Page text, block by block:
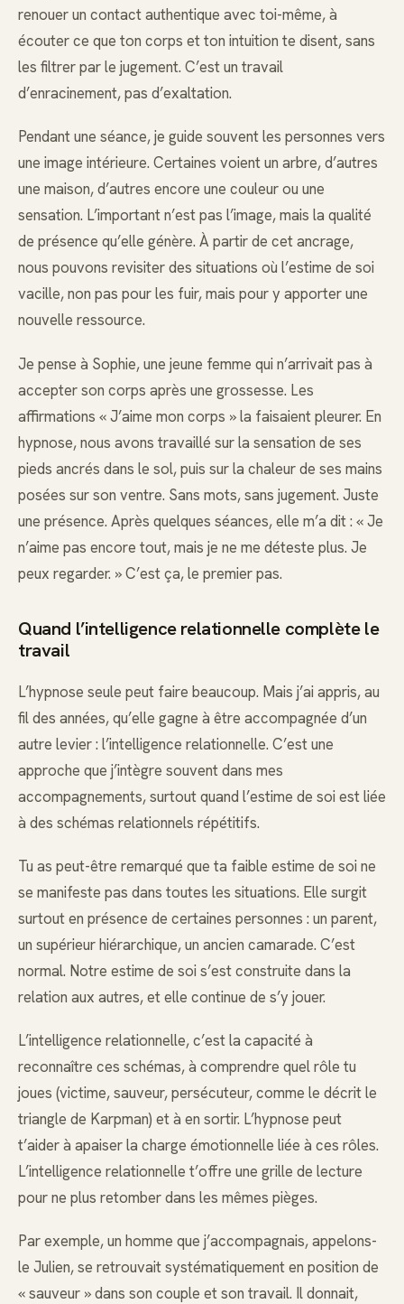
renouer un contact authentique avec toi-même, à
écouter ce que ton corps et ton intuition te disent, sans
les filtrer par le jugement. C’est un travail
d’enracinement, pas d’exaltation.
Pendant une séance, je guide souvent les personnes vers
une image intérieure. Certaines voient un arbre, d’autres
une maison, d’autres encore une couleur ou une
sensation. L’important n’est pas l’image, mais la qualité
de présence qu’elle génère. À partir de cet ancrage,
nous pouvons revisiter des situations où l’estime de soi
vacille, non pas pour les fuir, mais pour y apporter une
nouvelle ressource.
Je pense à Sophie, une jeune femme qui n’arrivait pas à
accepter son corps après une grossesse. Les
affirmations « J’aime mon corps » la faisaient pleurer. En
hypnose, nous avons travaillé sur la sensation de ses
pieds ancrés dans le sol, puis sur la chaleur de ses mains
posées sur son ventre. Sans mots, sans jugement. Juste
une présence. Après quelques séances, elle m’a dit : « Je
n’aime pas encore tout, mais je ne me déteste plus. Je
peux regarder. » C’est ça, le premier pas.
Quand l’intelligence relationnelle complète le
travail
L’hypnose seule peut faire beaucoup. Mais j’ai appris, au
fil des années, qu’elle gagne à être accompagnée d’un
autre levier : l’intelligence relationnelle. C’est une
approche que j’intègre souvent dans mes
accompagnements, surtout quand l’estime de soi est liée
à des schémas relationnels répétitifs.
Tu as peut-être remarqué que ta faible estime de soi ne
se manifeste pas dans toutes les situations. Elle surgit
surtout en présence de certaines personnes : un parent,
un supérieur hiérarchique, un ancien camarade. C’est
normal. Notre estime de soi s’est construite dans la
relation aux autres, et elle continue de s’y jouer.
L’intelligence relationnelle, c’est la capacité à
reconnaître ces schémas, à comprendre quel rôle tu
joues (victime, sauveur, persécuteur, comme le décrit le
triangle de Karpman) et à en sortir. L’hypnose peut
t’aider à apaiser la charge émotionnelle liée à ces rôles.
L’intelligence relationnelle t’offre une grille de lecture
pour ne plus retomber dans les mêmes pièges.
Par exemple, un homme que j’accompagnais, appelons-
le Julien, se retrouvait systématiquement en position de
« sauveur » dans son couple et son travail. Il donnait,